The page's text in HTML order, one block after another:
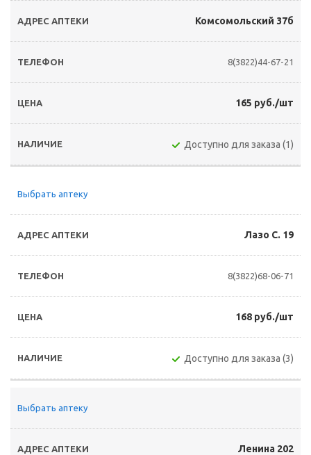
Комсомольский 37б
8(3822)44-67-21
165 руб./шт
Доступно для заказа (1)
Выбрать аптеку
Лазо С. 19
8(3822)68-06-71
168 руб./шт
Доступно для заказа (3)
Выбрать аптеку
Ленина 202